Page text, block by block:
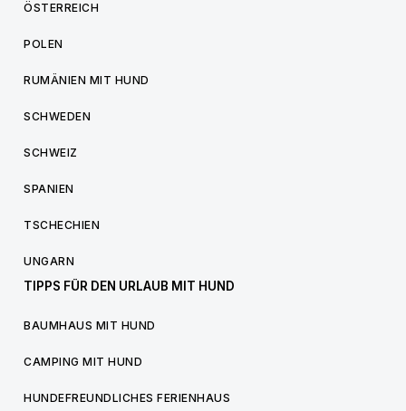
ÖSTERREICH
POLEN
RUMÄNIEN MIT HUND
SCHWEDEN
SCHWEIZ
SPANIEN
TSCHECHIEN
UNGARN
TIPPS FÜR DEN URLAUB MIT HUND
BAUMHAUS MIT HUND
CAMPING MIT HUND
HUNDEFREUNDLICHES FERIENHAUS